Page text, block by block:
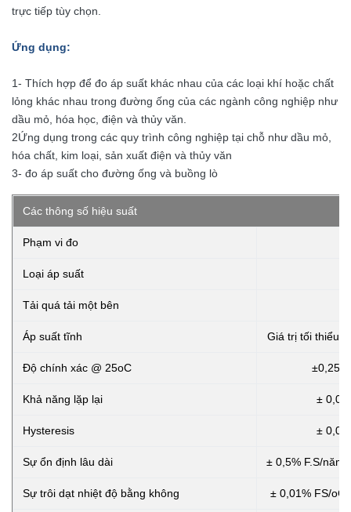
trực tiếp tùy chọn.
Ứng dụng:
1- Thích hợp để đo áp suất khác nhau của các loại khí hoặc chất
lỏng khác nhau trong đường ống của các ngành công nghiệp như
dầu mỏ, hóa học, điện và thủy văn.
2Ứng dụng trong các quy trình công nghiệp tại chỗ như dầu mỏ,
hóa chất, kim loại, sản xuất điện và thủy văn
3- đo áp suất cho đường ống và buồng lò
Các thông số hiệu suất
Phạm vi đo
Loại áp suất
Tải quá tải một bên
Áp suất tĩnh Giá trị tối thiểu
Độ chính xác @ 25oC
Khả năng lặp lại ±
Hysteresis ±
Sự ổn định lâu dài ± 0,5% F.S/năm
Sự trôi dạt nhiệt độ bằng không ± 0,01% FS/oC